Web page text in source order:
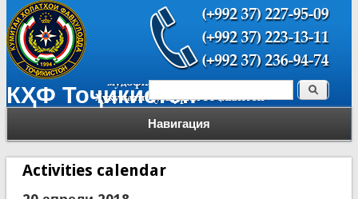
КҲФ Тоҷикистон
Навигация
Форма поиска Поиск
Activities calendar